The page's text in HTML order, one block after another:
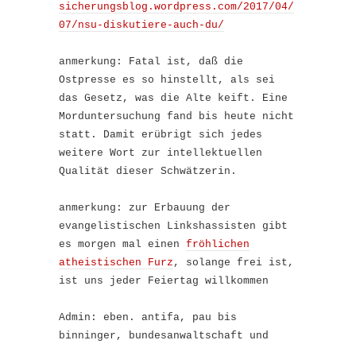
sicherungsblog.wordpress.com/2017/04/
07/nsu-diskutiere-auch-du/
anmerkung: Fatal ist, daß die
Ostpresse es so hinstellt, als sei
das Gesetz, was die Alte keift. Eine
Morduntersuchung fand bis heute nicht
statt. Damit erübrigt sich jedes
weitere Wort zur intellektuellen
Qualität dieser Schwätzerin.
anmerkung: zur Erbauung der
evangelistischen Linkshassisten gibt
es morgen mal einen fröhlichen
atheistischen Furz , solange frei ist,
ist uns jeder Feiertag willkommen
Admin: eben. antifa, pau bis
binninger, bundesanwaltschaft und